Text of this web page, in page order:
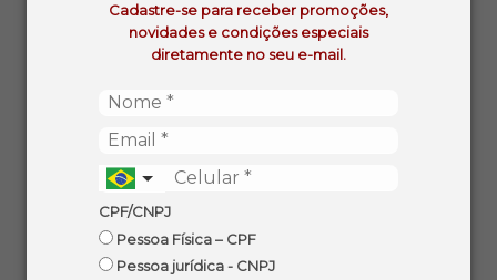
Cadastre-se para receber promoções,
novidades e condições especiais
diretamente no seu e-mail.
CPF/CNPJ
Pessoa Física – CPF
Pessoa jurídica - CNPJ
COXINHA DA ASA DE FRANGO SEARA CONGELADO